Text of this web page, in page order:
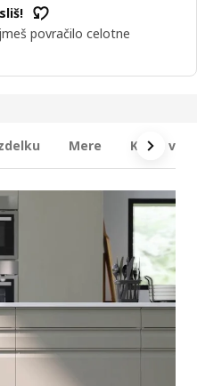
povračilo celotne
Mere Kaj je
omare s policami iz
bela/Upplöv mat temno bež,